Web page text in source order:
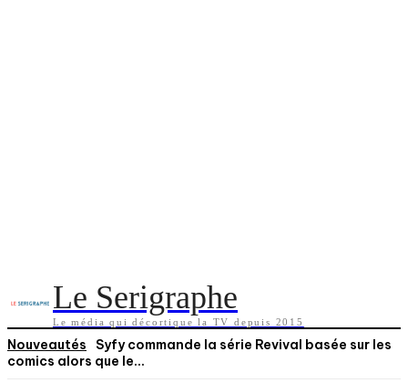
Le Serigraphe
Le média qui décortique la TV depuis 2015
Nouveautés
Syfy commande la série Revival basée sur les
comics alors que le...